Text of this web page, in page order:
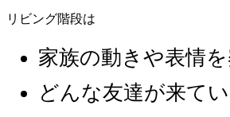
リビング階段は
家族の動きや表情
どんな友達が来て